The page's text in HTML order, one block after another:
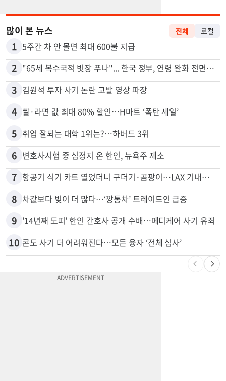
1 5주간 차 안 몰면 최대 600불 지급
2
3 김원석 투자 사기 논란 고발 영상 파장
4 쌀·라면 값 최대 80% 할인…H마트 ‘폭탄 세일’
5 취업 잘되는 대학 1위는?…하버드 3위
6 변호사시험 중 심정지 온 한인, 뉴욕주 제소
7
8 차값보다 빚이 더 많다…‘깡통차’ 트레이드인 급증
9 '14년째 도피' 한인 간호사 공개 수배…메디케어 사기 유죄